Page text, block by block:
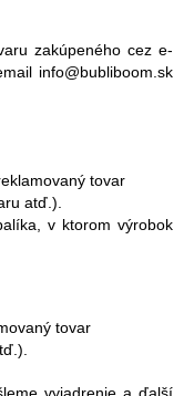
zakúpeného cez e-
info@bubliboom.sk
tovar
atď.).
v ktorom výrobok
tovar